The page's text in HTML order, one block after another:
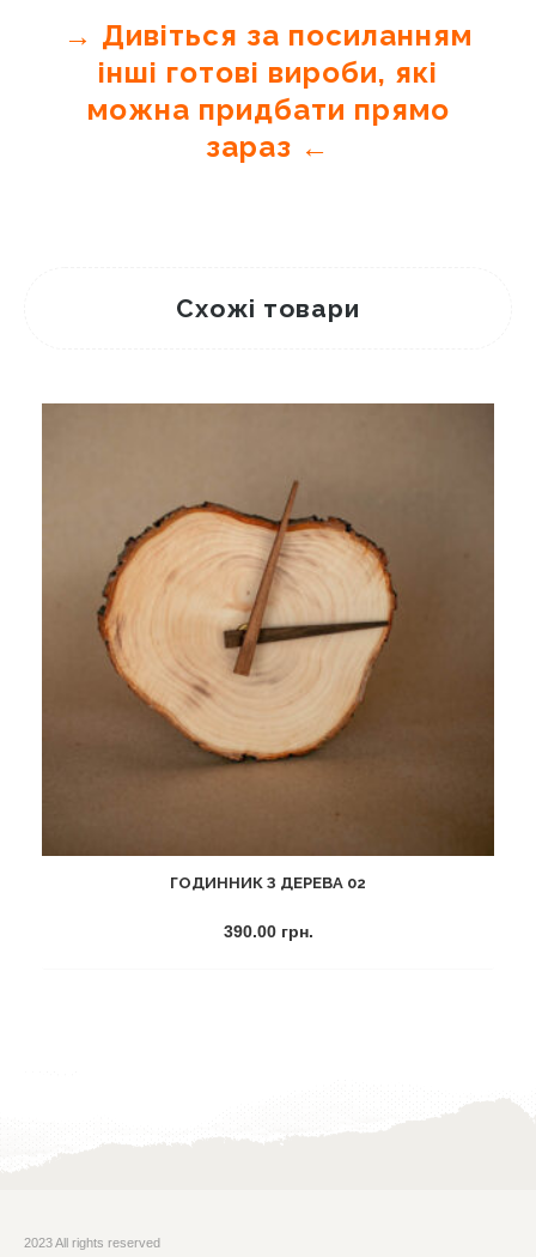
→ Дивіться за посиланням
інші готові вироби, які
можна придбати прямо
зараз ←
Схожі товари
ГОДИННИК З ДЕРЕВА 02
390.00 грн.
2023 All rights reserved